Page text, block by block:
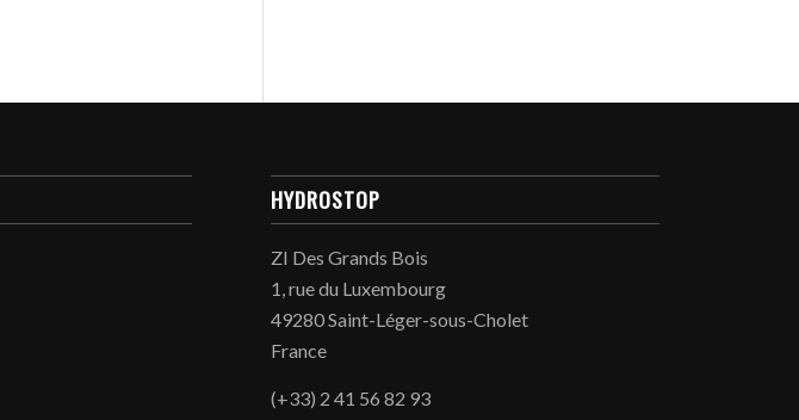
HYDROSTOP
ZI Des Grands Bois
1, rue du Luxembourg
49280 Saint-Léger-sous-Cholet
France
(+33) 2 41 56 82 93